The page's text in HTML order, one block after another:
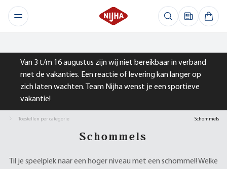
Van 3 t/m 16 augustus zijn wij niet bereikbaar in verband
met de vakanties. Een reactie of levering kan langer op
zich laten wachten. Team Nijha wenst je een sportieve
vakantie!
Toestellen per categorie Schommels
Schommels
Til je speelplek naar een hoger niveau met een schommel! Welke